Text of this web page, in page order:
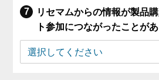
リセマムからの情報が製品
ト参加につながったことがあ